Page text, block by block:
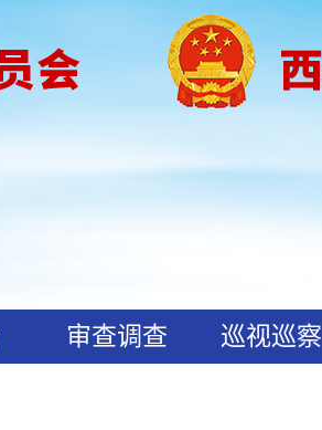
审查调查 巡视巡察